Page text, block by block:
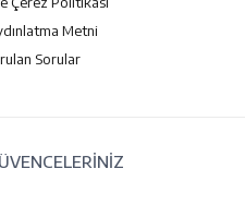
Metni
Sorular